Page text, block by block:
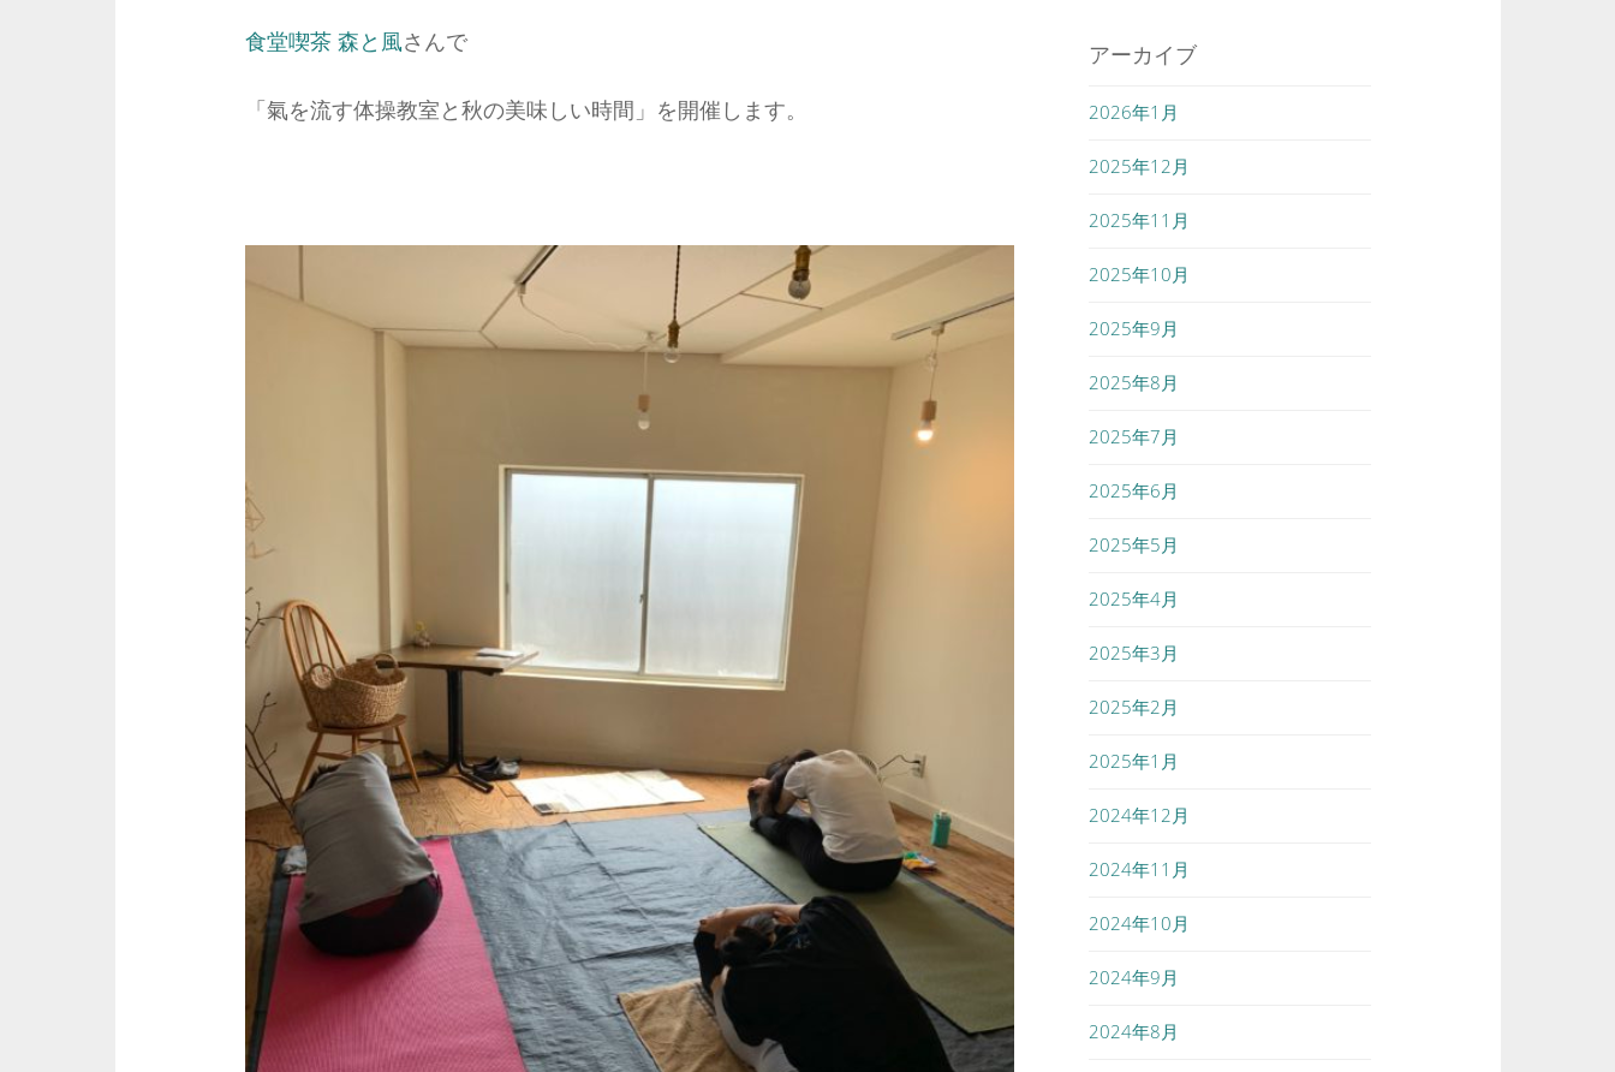
食堂喫茶 森と風さんで
「氣を流す体操教室と秋の美味しい時間」を開催します。
アーカイブ
2026年1月
2025年12月
2025年11月
2025年10月
2025年9月
2025年8月
2025年7月
2025年6月
2025年5月
2025年4月
2025年3月
2025年2月
2025年1月
2024年12月
2024年11月
2024年10月
2024年9月
2024年8月